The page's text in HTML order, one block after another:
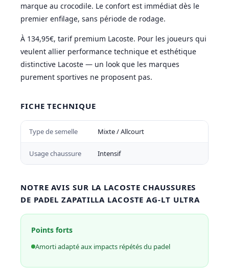
marque au crocodile. Le confort est immédiat dès le
premier enfilage, sans période de rodage.
À 134,95€, tarif premium Lacoste. Pour les joueurs qui
veulent allier performance technique et esthétique
distinctive Lacoste — un look que les marques
purement sportives ne proposent pas.
FICHE TECHNIQUE
Type de semelle Mixte / Allcourt
Usage chaussure Intensif
NOTRE AVIS SUR LA LACOSTE CHAUSSURES
DE PADEL ZAPATILLA LACOSTE AG-LT ULTRA
Points forts
Amorti adapté aux impacts répétés du padel